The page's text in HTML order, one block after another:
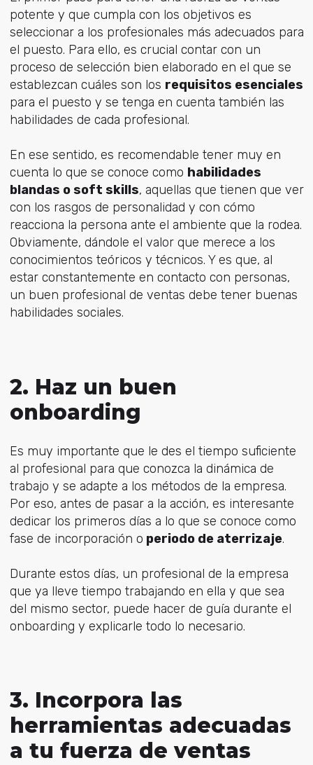
potente y que cumpla con los objetivos es
seleccionar a los profesionales más adecuados para
el puesto. Para ello, es crucial contar con un
proceso de selección bien elaborado en el que se
establezcan cuáles son los requisitos esenciales
para el puesto y se tenga en cuenta también las
habilidades de cada profesional.
En ese sentido, es recomendable tener muy en
cuenta lo que se conoce como habilidades
blandas o soft skills, aquellas que tienen que ver
con los rasgos de personalidad y con cómo
reacciona la persona ante el ambiente que la rodea.
Obviamente, dándole el valor que merece a los
conocimientos teóricos y técnicos. Y es que, al
estar constantemente en contacto con personas,
un buen profesional de ventas debe tener buenas
habilidades sociales.
2. Haz un buen
onboarding
Es muy importante que le des el tiempo suficiente
al profesional para que conozca la dinámica de
trabajo y se adapte a los métodos de la empresa.
Por eso, antes de pasar a la acción, es interesante
dedicar los primeros días a lo que se conoce como
fase de incorporación o periodo de aterrizaje.
Durante estos días, un profesional de la empresa
que ya lleve tiempo trabajando en ella y que sea
del mismo sector, puede hacer de guía durante el
onboarding y explicarle todo lo necesario.
3. Incorpora las
herramientas adecuadas
a tu fuerza de ventas